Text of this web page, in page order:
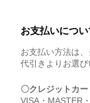
お支払いについ
お支払い方法は
代引きよりお選び
〇クレジットカー
VISA・MASTER